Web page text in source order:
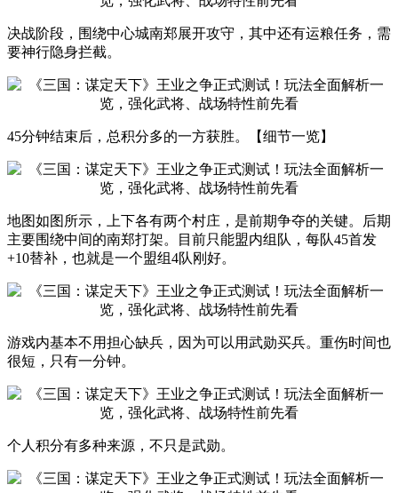
决战阶段，围绕中心城南郑展开攻守，其中还有运粮任务，需
要神行隐身拦截。
45分钟结束后，总积分多的一方获胜。【细节一览】
地图如图所示，上下各有两个村庄，是前期争夺的关键。后期
主要围绕中间的南郑打架。目前只能盟内组队，每队45首发
+10替补，也就是一个盟组4队刚好。
游戏内基本不用担心缺兵，因为可以用武勋买兵。重伤时间也
很短，只有一分钟。
个人积分有多种来源，不只是武勋。